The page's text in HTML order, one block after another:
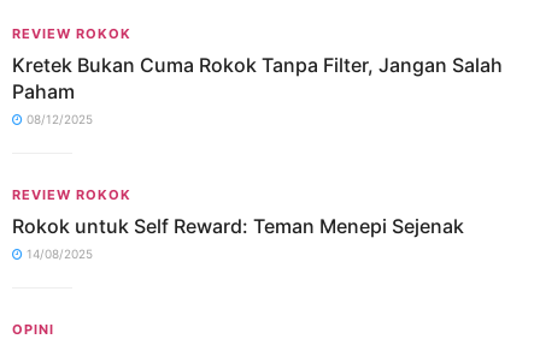
REVIEW ROKOK
Kretek Bukan Cuma Rokok Tanpa Filter, Jangan Salah
Paham
08/12/2025
REVIEW ROKOK
Rokok untuk Self Reward: Teman Menepi Sejenak
14/08/2025
OPINI